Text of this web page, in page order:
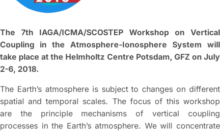
The 7th IAGA/ICMA/SCOSTEP Workshop on Vertical
Coupling in the Atmosphere-Ionosphere System will
take place at the Helmholtz Centre Potsdam, GFZ on July
2-6, 2018.
The Earth’s atmosphere is subject to changes on different
spatial and temporal scales. The focus of this workshop
are the principle mechanisms of vertical coupling
processes in the Earth’s atmosphere. We will concentrate